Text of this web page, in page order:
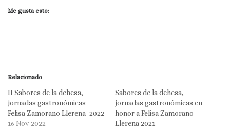
Me gusta esto:
Relacionado
II Sabores de la dehesa,
jornadas gastronómicas
Felisa Zamorano Llerena -2022
16 Nov 2022
Sabores de la dehesa,
jornadas gastronómicas en
honor a Felisa Zamorano
Llerena 2021